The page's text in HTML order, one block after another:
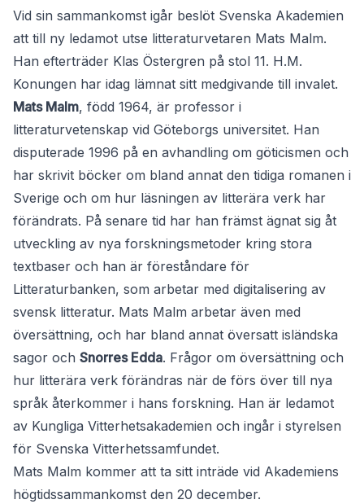
Vid sin sammankomst igår beslöt Svenska Akademien
att till ny ledamot utse litteraturvetaren Mats Malm.
Han efterträder Klas Östergren på stol 11. H.M.
Konungen har idag lämnat sitt medgivande till invalet.
Mats Malm, född 1964, är professor i
litteraturvetenskap vid Göteborgs universitet. Han
disputerade 1996 på en avhandling om göticismen och
har skrivit böcker om bland annat den tidiga romanen i
Sverige och om hur läsningen av litterära verk har
förändrats. På senare tid har han främst ägnat sig åt
utveckling av nya forskningsmetoder kring stora
textbaser och han är föreståndare för
Litteraturbanken, som arbetar med digitalisering av
svensk litteratur. Mats Malm arbetar även med
översättning, och har bland annat översatt isländska
sagor och Snorres Edda. Frågor om översättning och
hur litterära verk förändras när de förs över till nya
språk återkommer i hans forskning. Han är ledamot
av Kungliga Vitterhetsakademien och ingår i styrelsen
för Svenska Vitterhetssamfundet.
Mats Malm kommer att ta sitt inträde vid Akademiens
högtidssammankomst den 20 december.